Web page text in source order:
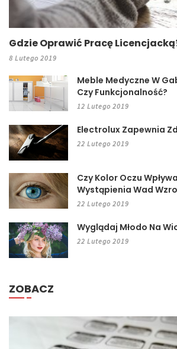
Gdzie Oprawić Pracę
8 Lutego 2019
Meble Medyczne W
Czy Funkcjonalność?
12 Lutego 2019
Electrolux Zapewnia
22 Lutego 2019
Czy Kolor Oczu
Wystąpienia Wad
22 Lutego 2019
Wyglądaj Młodo Na
22 Lutego 2019
ZOBACZ